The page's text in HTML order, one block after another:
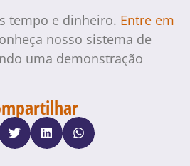
tempo e dinheiro. Entre em
nosso sistema de
uma demonstração